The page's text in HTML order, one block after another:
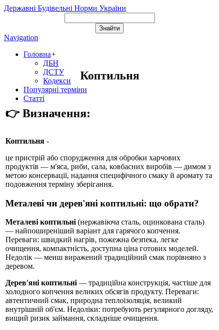
Державні Будівельні Норми України
Navigation
Головна+
ДБН
ДСТУ
Кодекси
Популярні терміни
Статті
Коптильня
👉 Визначення:
Коптильня -
це пристрій або спорудження для обробки харчових
продуктів — м'яса, риби, сала, ковбасних виробів — димом з
метою консервації, надання специфічного смаку й аромату та
подовження терміну зберігання.
Металеві чи дерев'яні коптильні: що обрати?
Металеві коптильні(нержавіюча сталь, оцинкована сталь)
— найпоширеніший варіант для гарячого копчення.
Переваги: швидкий нагрів, пожежна безпека, легке
очищення, компактність, доступна ціна готових моделей.
Недолік — менш виражений традиційний смак порівняно з
деревом.
Дерев'яні коптильні— традиційна конструкція, частіше для
холодного копчення великих обсягів продукту. Переваги:
автентичний смак, природна теплоізоляція, великий
внутрішній об'єм. Недоліки: потребують регулярного догляду,
вищий ризик займання, складніше очищення.